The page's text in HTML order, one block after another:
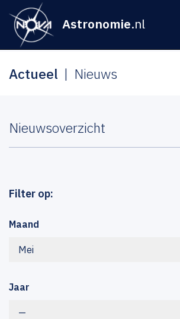
Astronomie.nl
Actueel Nieuws
Nieuwsoverzicht
Filter op:
Maand
Mei
Jaar
—